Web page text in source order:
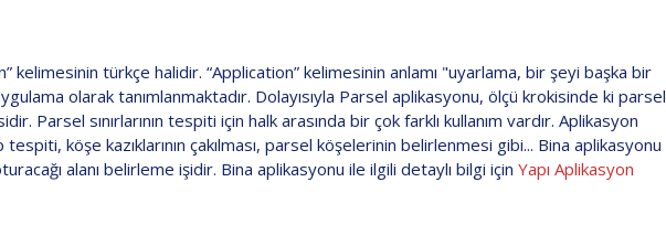
kelimesinin türkçe halidir. “Application” kelimesinin anlamı "uyarlama, bir şeyi başka bir
olarak tanımlanmaktadır. Dolayısıyla Parsel aplikasyonu, ölçü krokisinde ki parsel
Parsel sınırlarının tespiti için halk arasında bir çok farklı kullanım vardır. Aplikasyon
köşe kazıklarının çakılması, parsel köşelerinin belirlenmesi gibi... Bina aplikasyonu
alanı belirleme işidir. Bina aplikasyonu ile ilgili detaylı bilgi için Yapı Aplikasyon